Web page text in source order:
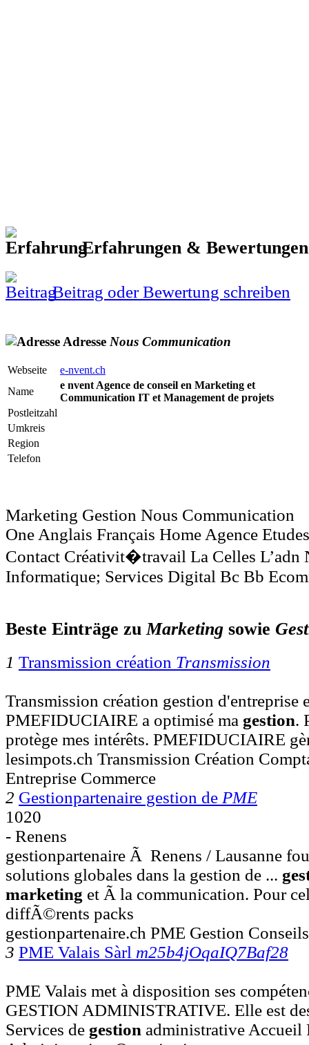
Erfahrungen &
Beitrag oder Bewertung schreiben
Adresse Nous Communication
Webseite
e-nvent.ch
Name
e nvent Agence de conseil en Marketing et
Communication IT et Management de projets
Postleitzahl
Umkreis
Region
Telefon
Marketing Gestion Nous Communication
One Anglais Français Home Agence Etudes
Contact Créativit�travail La Celles L’adn
Informatique; Services Digital Bc Bb
Beste Einträge zuMarketing sowie
1 Transmission création Transmission
Transmission création gestion d'entreprise
PMEFIDUCIAIRE a optimisé ma gestion.
protège mes intérêts. PMEFIDUCIAIRE
lesimpots.ch Transmission Création
Entreprise Commerce
2 Gestionpartenaire gestion de PME
1020
- Renens
gestionpartenaire Ã Renens / Lausanne
solutions globales dans la gestion de ...
marketing et Ã la communication. Pour
diffÃ©rents packs
gestionpartenaire.ch PME Gestion
3 PME Valais Sàrl m25b4jOqaIQ7Baf28
PME Valais met à disposition ses
GESTION ADMINISTRATIVE. Elle est
Services de gestion administrative Accueil